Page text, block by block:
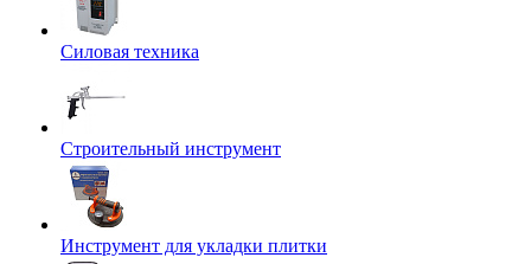
Силовая техника
Строительный инструмент
Инструмент для укладки плитки